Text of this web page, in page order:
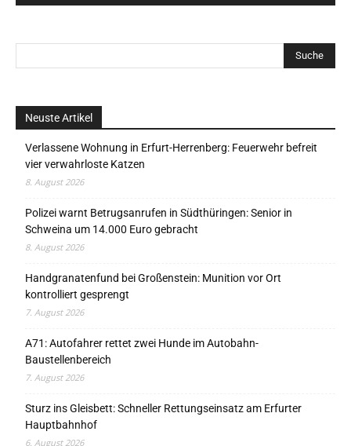
Neuste Artikel
Verlassene Wohnung in Erfurt-Herrenberg: Feuerwehr befreit
vier verwahrloste Katzen
8. August 2026
Polizei warnt Betrugsanrufen in Südthüringen: Senior in
Schweina um 14.000 Euro gebracht
8. August 2026
Handgranatenfund bei Großenstein: Munition vor Ort
kontrolliert gesprengt
7. August 2026
A71: Autofahrer rettet zwei Hunde im Autobahn-
Baustellenbereich
7. August 2026
Sturz ins Gleisbett: Schneller Rettungseinsatz am Erfurter
Hauptbahnhof
6. August 2026